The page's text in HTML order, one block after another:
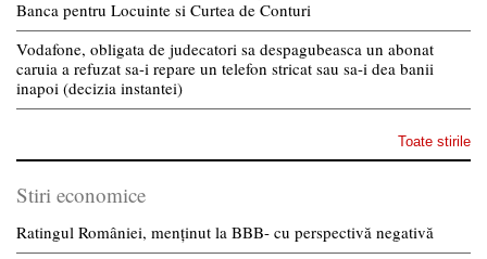
Banca pentru Locuinte si Curtea de Conturi
Vodafone, obligata de judecatori sa despagubeasca un abonat
caruia a refuzat sa-i repare un telefon stricat sau sa-i dea banii
inapoi (decizia instantei)
Toate stirile
Stiri economice
Ratingul României, menținut la BBB- cu perspectivă negativă